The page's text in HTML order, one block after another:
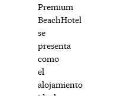
Premium
BeachHotel
se
presenta
como
el
alojamiento